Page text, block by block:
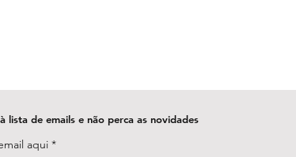
lista de emails e não perca as novidades
aqui